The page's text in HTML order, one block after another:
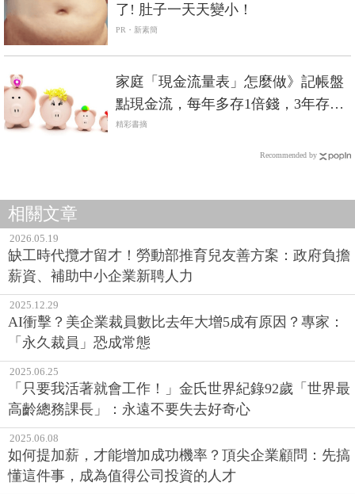
了! 肚子一天天變小！
PR・新素簡
家庭「現金流量表」怎麼做》記帳盤
點現金流，每年多存1倍錢，3年存下
150萬
精彩書摘
Recommended by
相關文章
2026.05.19
缺工時代攬才留才！勞動部推育兒友善方案：政府負擔
薪資、補助中小企業新聘人力
2025.12.29
AI衝擊？美企業裁員數比去年大增5成有原因？專家：
「永久裁員」恐成常態
2025.06.25
「只要我活著就會工作！」金氏世界紀錄92歲「世界最
高齡總務課長」：永遠不要失去好奇心
2025.06.08
如何提加薪，才能增加成功機率？頂尖企業顧問：先搞
懂這件事，成為值得公司投資的人才